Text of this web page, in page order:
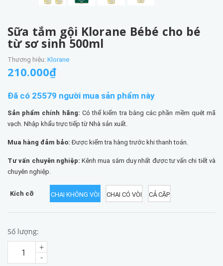
Sữa tắm gội Klorane Bébé cho bé
từ sơ sinh 500ml
Thương hiệu: Klorane
210.000₫
Đã có 25579 người mua sản phẩm này
Sản phẩm chính hãng: Có thể kiểm tra bằng các phần mềm quét mã
vạch. Nhập khẩu trực tiếp từ Nhà sản xuất.
Mua hàng đảm bảo: Được kiểm tra hàng trước khi thanh toán.
Tư vấn chuyên nghiệp: Kênh mua sắm duy nhất được tư vấn chi tiết và
chuyên nghiệp.
Kích cỡ CHAI KHÔNG VÒI CHAI CÓ VÒI CẢ CẶP
Số lượng:
-
+